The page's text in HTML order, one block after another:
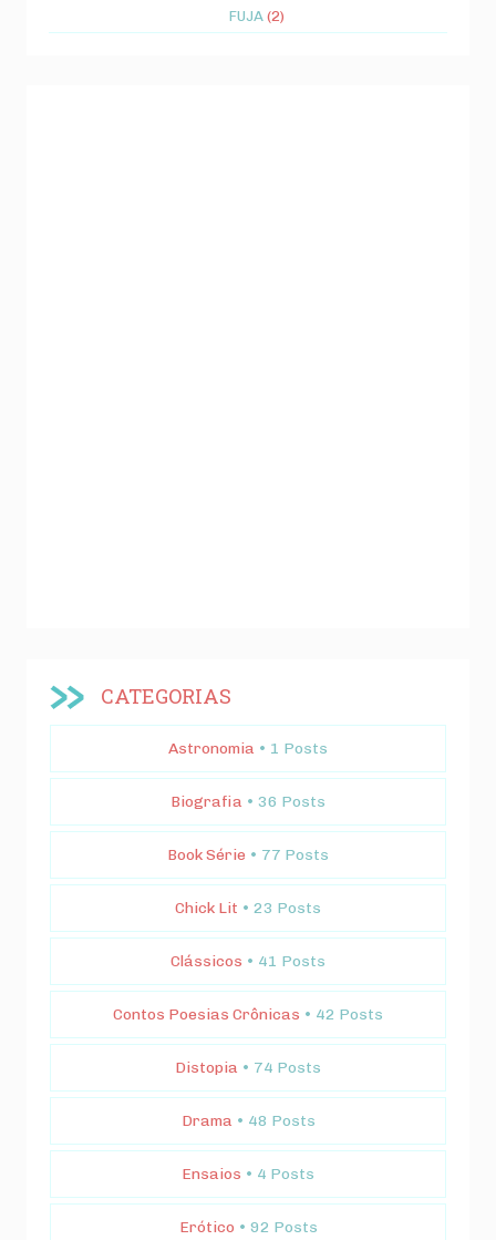
FUJA (2)
CATEGORIAS
Astronomia • 1 Posts
Biografia • 36 Posts
Book Série • 77 Posts
Chick Lit • 23 Posts
Clássicos • 41 Posts
Contos Poesias Crônicas • 42 Posts
Distopia • 74 Posts
Drama • 48 Posts
Ensaios • 4 Posts
Erótico • 92 Posts